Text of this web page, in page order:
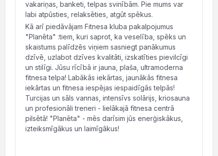
vakariņas, banketi, telpas svinībām. Pie mums var
labi atpūsties, relaksēties, atgūt spēkus.
Kā arī piedāvājam Fitnesa kluba pakalpojumus
"Planēta" :tiem, kuri saprot, ka veselība, spēks un
skaistums palīdzēs viņiem sasniegt panākumus
dzīvē, uzlabot dzīves kvalitāti, izskatīties pievilcīgi
un stilīgi. Jūsu rīcībā ir jauna, plaša, ultramoderna
fitnesa telpa! Labākās iekārtas, jaunākās fitnesa
iekārtas un fitnesa iespējas iespaidīgās telpās!
Turcijas un sāls vannas, intensīvs solārijs, kriosauna
un profesionāli treneri - lielākajā fitnesa centrā
pilsētā! "Planēta" - mēs darīsim jūs enerģiskākus,
izteiksmīgākus un laimīgākus!